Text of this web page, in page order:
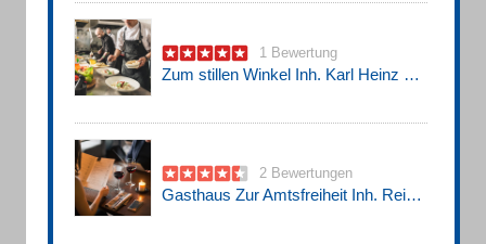
1 Bewertung
Zum stillen Winkel Inh. Karl Heinz Geil
2 Bewertungen
Gasthaus Zur Amtsfreiheit Inh. Reiner Götzke